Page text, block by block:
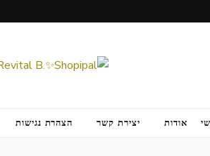
אודות יצירת קשר הצהרת נגישות